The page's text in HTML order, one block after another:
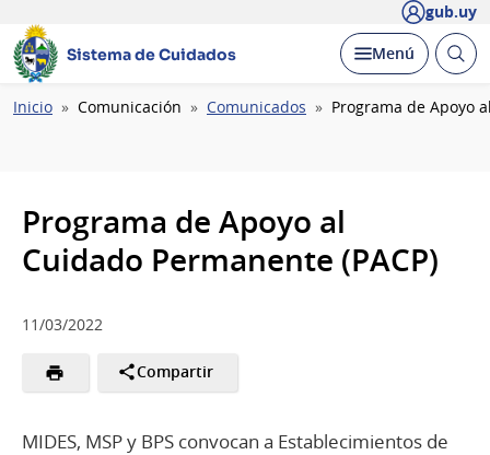
gub.uy
Sistema de Cuidados Desplegar
Menú Abrir
Ruta
Inicio Comunicación Comunicados Programa de Apoyo
Programa de Apoyo al
Cuidado Permanente (PACP)
11/03/2022
Compartir
MIDES, MSP y BPS convocan a Establecimientos de